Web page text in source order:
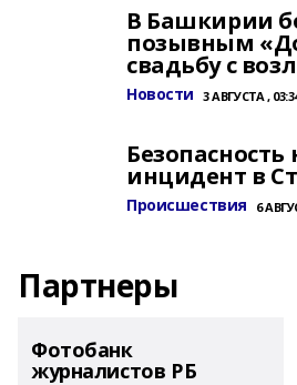
В Башкирии
позывным
свадьбу с
Новости 3 АВГУСТА ,
Безопасность
инцидент в
Происшествия 6
Партнеры
Фотобанк
журналистов РБ